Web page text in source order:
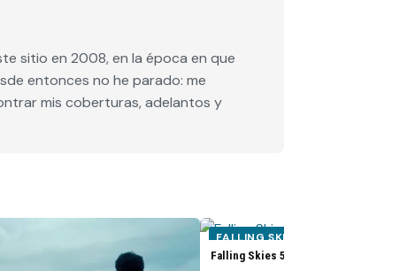
sitio en 2008, en la época en que
entonces no he parado: me
mis coberturas, adelantos y
FALLING SKIES
Falling Skies 5x02 Promo «Hunger Pains»